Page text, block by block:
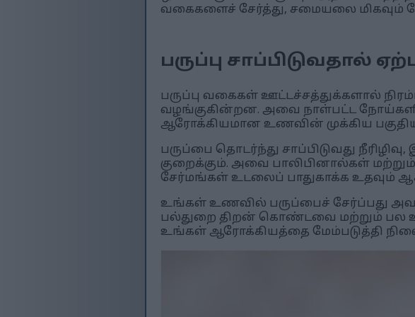
வகைகளைச் சேர்த்து, சமையலை மிகவும்
பருப்பு
பருப்பு வகைகள் ஊட்டச்சத்துக்களால்
வழங்குகின்றன. அவை நாள்பட்ட
ஆரோக்கியமான உணவின் முக்கிய
பருப்பை தொடர்ந்து சாப்பிடுவது
குறைக்கும். அவை பாலிபினால்கள்
சேர்மங்கள் உடலைப் பாதுகாக்க
உங்கள் உணவில் பருப்பைச் சேர்ப்பது
பல்துறை திறன் கொண்டவை மற்றும் பல
உங்கள் ஆரோக்கியத்தை மேம்படுத்தி